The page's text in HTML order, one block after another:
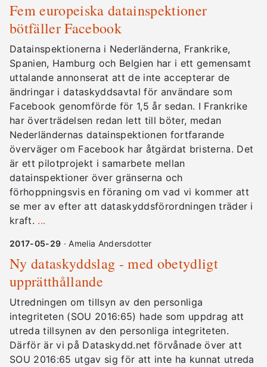
Fem europeiska datainspektioner
bötfäller Facebook
Datainspektionerna i Nederländerna, Frankrike,
Spanien, Hamburg och Belgien har i ett gemensamt
uttalande annonserat att de inte accepterar de
ändringar i dataskyddsavtal för användare som
Facebook genomförde för 1,5 år sedan. I Frankrike
har överträdelsen redan lett till böter, medan
Nederländernas datainspektionen fortfarande
överväger om Facebook har åtgärdat bristerna. Det
är ett pilotprojekt i samarbete mellan
datainspektioner över gränserna och
förhoppningsvis en föraning om vad vi kommer att
se mer av efter att dataskyddsförordningen träder i
kraft. ...
2017-05-29 · Amelia Andersdotter
Ny dataskyddslag - med obetydligt
upprätthållande
Utredningen om tillsyn av den personliga
integriteten (SOU 2016:65) hade som uppdrag att
utreda tillsynen av den personliga integriteten.
Därför är vi på Dataskydd.net förvånade över att
SOU 2016:65 utgav sig för att inte ha kunnat utreda